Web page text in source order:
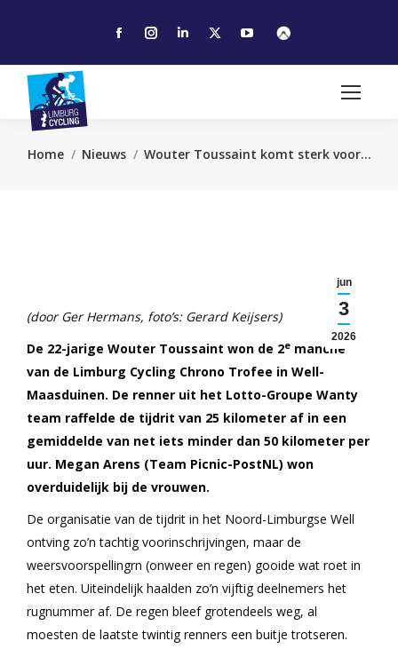
Facebook
window
Instagram
window
Linkedin
window window
YouTube
window
Je bent hier:
Home Nieuws Wouter Toussaint komt sterk voor…
jun
3
2026
(door Ger Hermans, foto’s: Gerard Keijsers)
De 22-jarige Wouter Toussaint won de 2e manche
van de Limburg Cycling Chrono Trofee in Well-
Maasduinen. De renner uit het Lotto-Groupe Wanty
team raffelde de tijdrit van 25 kilometer af in een
gemiddelde van net iets minder dan 50 kilometer per
uur. Megan Arens (Team Picnic-PostNL) won
overduidelijk bij de vrouwen.
De organisatie van de tijdrit in het Noord-Limburgse Well
ontving zo’n tachtig voorinschrijvingen, maar de
weersvoorspellingrn (onweer en regen) gooide wat roet in
het eten. Uiteindelijk haalden zo’n vijftig deelnemers het
rugnummer af. De regen bleef grotendeels weg, al
moesten de laatste twintig renners een buitje trotseren.